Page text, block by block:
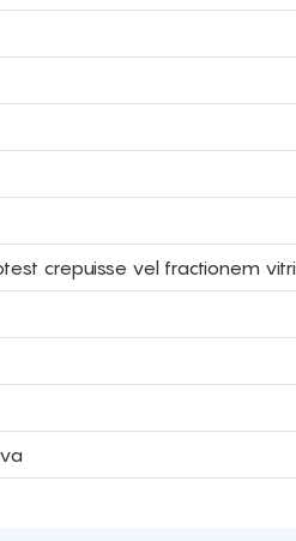
crepuisse vel fractionem vitri